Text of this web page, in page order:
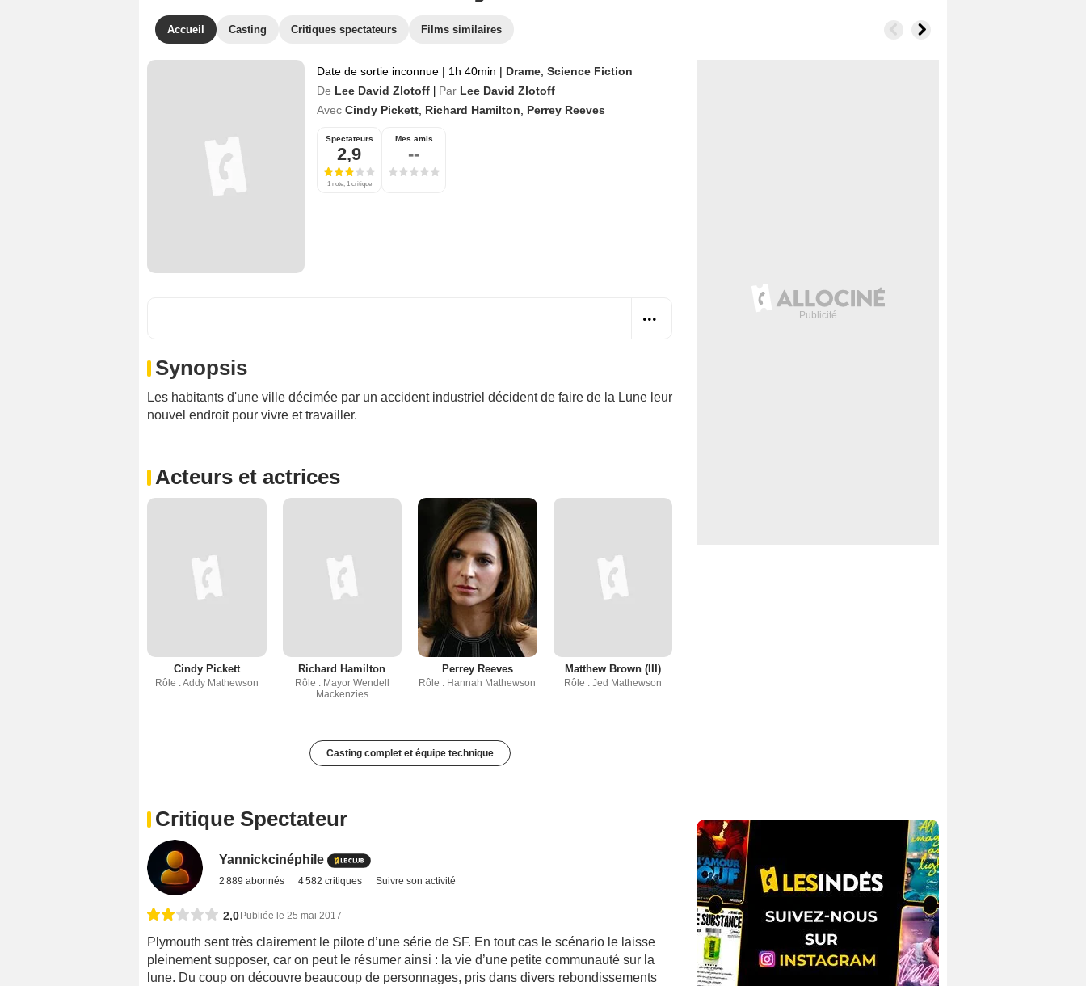
Accueil Casting Critiques spectateurs Films similaires
Date de sortie inconnue | 1h 40min | Drame Science Fiction
De Lee David Zlotoff Par Lee David Zlotoff
Avec Cindy Pickett Richard Hamilton Perrey Reeves
Spectateurs
2,9
1 note, 1 critique
Mes amis
--
Synopsis
Les habitants d'une ville décimée par un accident industriel décident de faire de la Lune leur
nouvel endroit pour vivre et travailler.
Acteurs et actrices
Cindy Pickett
Rôle : Addy Mathewson
Richard Hamilton
Rôle : Mayor Wendell
Mackenzies
Perrey Reeves
Rôle : Hannah Mathewson
Matthew Brown (III)
Rôle : Jed Mathewson
Casting complet et équipe technique
Critique Spectateur
Yannickcinéphile
2 889 abonnés 4 582 critiques Suivre son activité
2,0 Publiée le 25 mai 2017
Plymouth sent très clairement le pilote d’une série de SF. En tout cas le scénario le laisse
pleinement supposer, car on peut le résumer ainsi : la vie d’une petite communauté sur la
lune. Du coup on découvre beaucoup de personnages, pris dans divers rebondissements